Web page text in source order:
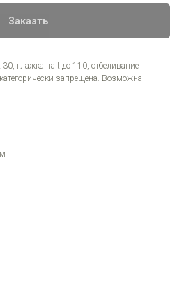
Заказть
глажка на t до 110, отбеливание
запрещена. Возможна